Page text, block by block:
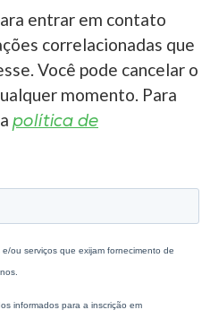
entrar em contato
correlacionadas que
Você pode cancelar o
momento. Para
política de